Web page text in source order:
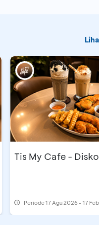
Tis My Cafe -
Periode17 Agu 2026 - 17